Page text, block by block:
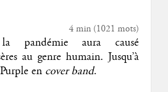
4 min(1021 mots)
la pandémie aura causé
au genre humain. Jusqu’à
en cover band.